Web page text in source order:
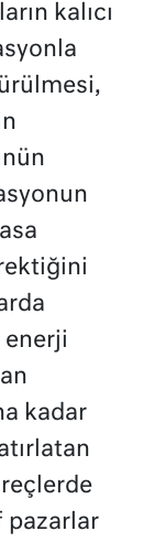
kalıcı
enerji
kadar
pazarlar